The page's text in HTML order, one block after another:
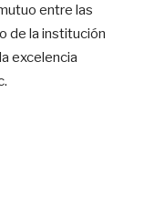
entre las
de la institución
excelencia